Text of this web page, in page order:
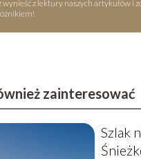
wynieść z lektury naszych artykułów i
zainteresować
Szlak